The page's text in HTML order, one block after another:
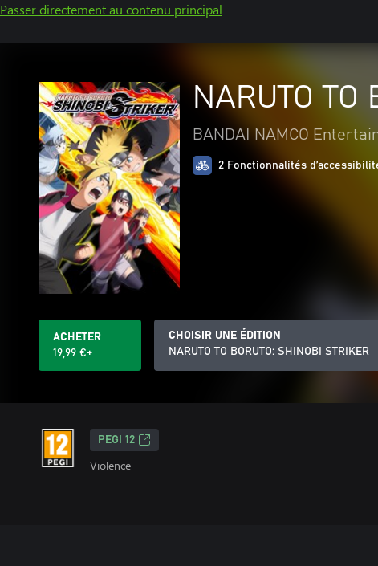
Passer directement au contenu principal
NARUTO TO
BANDAI NAMCO
2 Fonctionnalités
ACHETER
19,99 €+
CHOISIR UNE ÉDITION
NARUTO TO BORUTO: SHINOBI STRIKER
PEGI 12
Violence